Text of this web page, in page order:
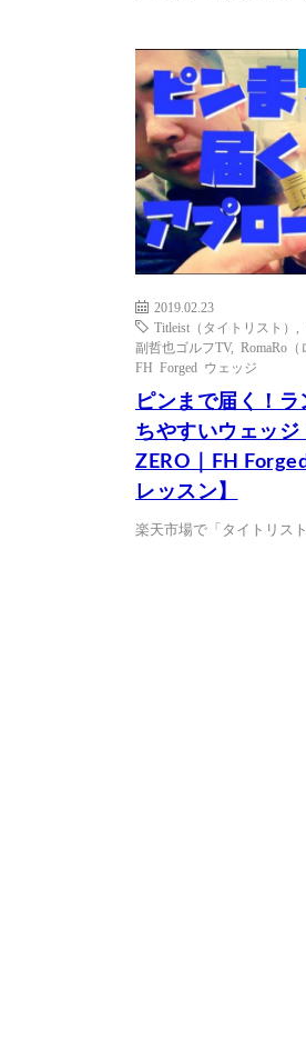
2019.02.23
Titleist（タイトリスト）
副哲也ゴルフTV, RomaRo（
FH Forged ウェッジ
ピンまで届く！
ちやすいウェッジ
ZERO｜FH
レッスン】
楽天市場で「タイトリス